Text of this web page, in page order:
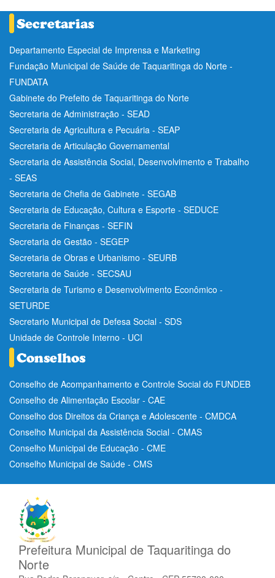
Departamento Especial de Imprensa e Marketing
Fundação Municipal de Saúde de Taquaritinga do Norte -
FUNDATA
Gabinete do Prefeito de Taquaritinga do Norte
Secretaria de Administração - SEAD
Secretaria de Agricultura e Pecuária - SEAP
Secretaria de Articulação Governamental
Secretaria de Assistência Social, Desenvolvimento e Trabalho
- SEAS
Secretaria de Chefia de Gabinete - SEGAB
Secretaria de Educação, Cultura e Esporte - SEDUCE
Secretaria de Finanças - SEFIN
Secretaria de Gestão - SEGEP
Secretaria de Obras e Urbanismo - SEURB
Secretaria de Saúde - SECSAU
Secretaria de Turismo e Desenvolvimento Econômico -
SETURDE
Secretario Municipal de Defesa Social - SDS
Unidade de Controle Interno - UCI
Conselho de Acompanhamento e Controle Social do FUNDEB
Conselho de Alimentação Escolar - CAE
Conselho dos Direitos da Criança e Adolescente - CMDCA
Conselho Municipal da Assistência Social - CMAS
Conselho Municipal de Educação - CME
Conselho Municipal de Saúde - CMS
Prefeitura Municipal de Taquaritinga do
Norte